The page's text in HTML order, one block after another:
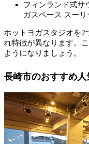
フィンランド式サ
ガスペース スーリ
ホットヨガスタジオを2
れ特徴が異なります。
ようになりましょう。
長崎市のおすすめ